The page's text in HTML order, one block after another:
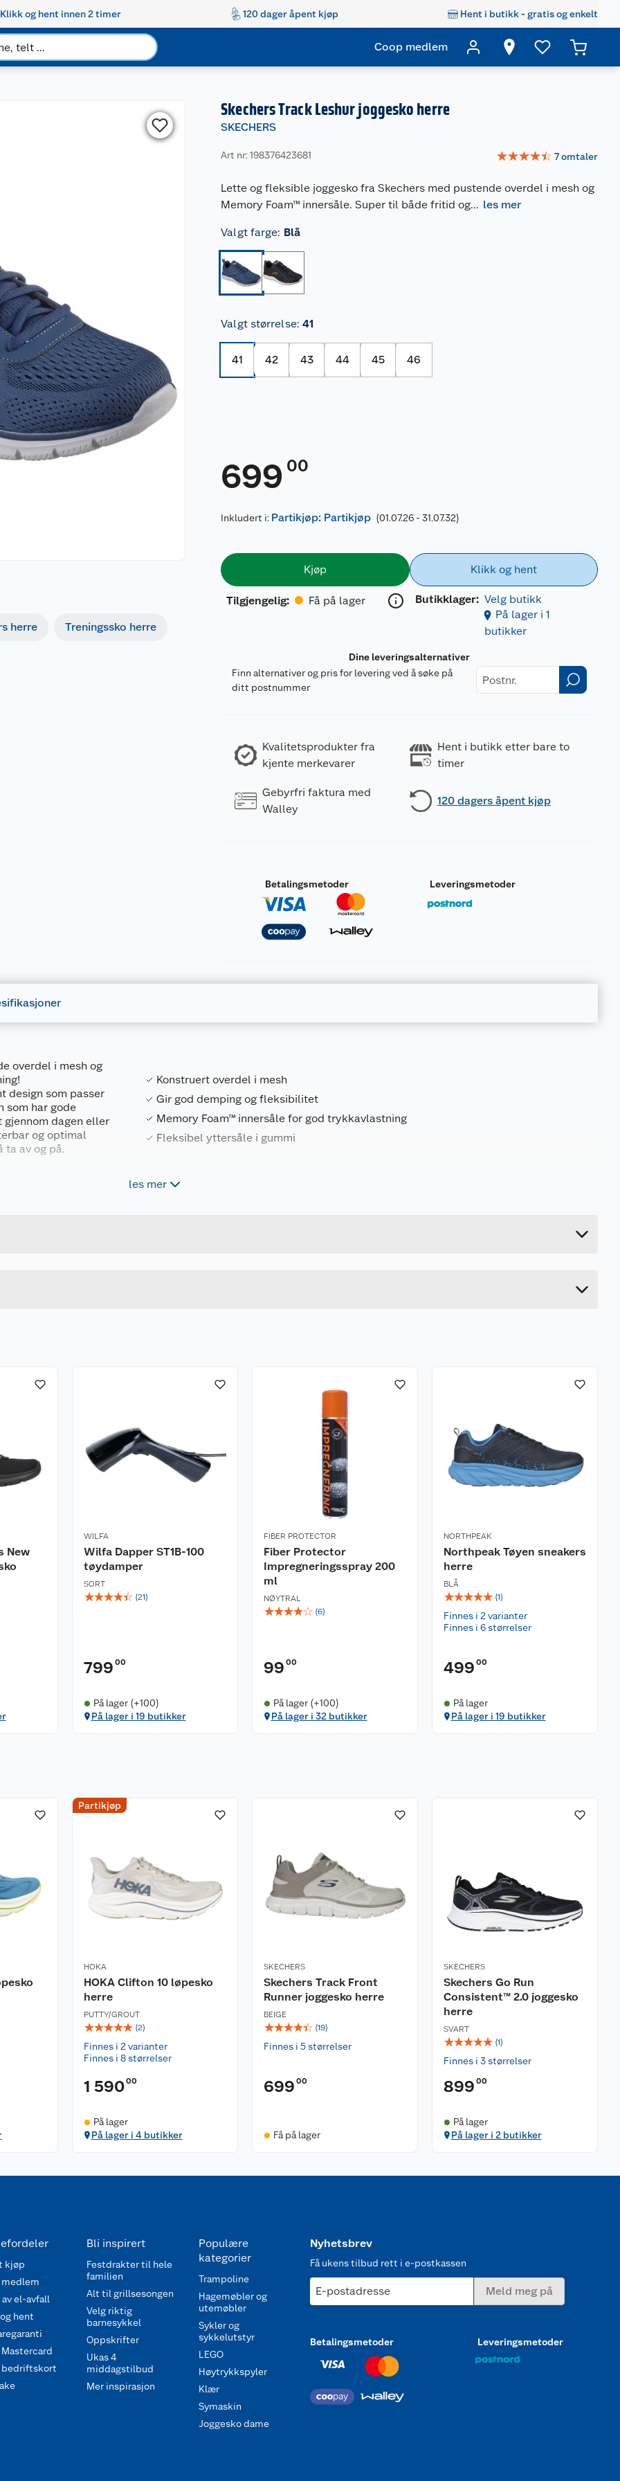
Klikk og hent innen 2 timer 120 dager åpent kjøp Hent i butikk - gratis og enkelt
Coop medlem
herre Treningssko herre
Skechers Track Leshur joggesko herre
SKECHERS
Art nr: 198376423681 ☆☆☆☆☆ 7omtaler
Lette og fleksible joggesko fra Skechers med pustende overdel i mesh og
Memory Foam™ innersåle. Super til både fritid og... les mer
Valgt farge: Blå
Valgt størrelse: 41
41 42 43 44 45 46
699 00
Inkludert i: Partikjøp: Partikjøp (01.07.26 - 31.07.32)
Kjøp
Tilgjengelig: Få på lager
Klikk og hent
Butikklager: Velg butikk
På lager i 1
butikker
Dine leveringsalternativer
Finn alternativer og pris for levering ved å søke på
ditt postnummer
Kvalitetsprodukter fra
kjente merkevarer
Hent i butikk etter bare to
timer
Gebyrfri faktura med
Walley
120 dagers åpent kjøp
Betalingsmetoder Leveringsmetoder
overdel i mesh og
design som passer
som har gode
dagen eller
og optimal
ta av og på.
For enklere
klut.
egnet for
Konstruert overdel i mesh
Gir god demping og fleksibilitet
Memory Foam™ innersåle for god trykkavlastning
Fleksibel yttersåle i gummi
les merForpakningsmål
New
WILFA
Wilfa Dapper ST1B-100
tøydamper
SORT
☆☆☆☆☆ (21)
799 00
På lager (+100)
På lager i 19 butikker
FIBER PROTECTOR
Fiber Protector
Impregneringsspray 200
ml
NØYTRAL
☆☆☆☆☆ (6)
99 00
På lager (+100)
På lager i 32 butikker
NORTHPEAK
Northpeak Tøyen sneakers
herre
BLÅ
☆☆☆☆☆ (1)
Finnes i 2 varianter
Finnes i 6 størrelser
499 00
På lager
På lager i 19 butikker
Partikjøp
HOKA
HOKA Clifton 10 løpesko
herre
PUTTY/GROUT
☆☆☆☆☆ (2)
Finnes i 2 varianter
Finnes i 8 størrelser
1 59000
På lager
På lager i 4 butikker
SKECHERS
Skechers Track Front
Runner joggesko herre
BEIGE
☆☆☆☆☆ (19)
Finnes i 5 størrelser
699 00
Få på lager
SKECHERS
Skechers Go Run
Consistent™ 2.0 joggesko
herre
SVART
☆☆☆☆☆ (1)
Finnes i 3 størrelser
899 00
På lager
På lager i 2 butikker
kjøp
medlem
av el-avfall
hent
bedriftskort
Bli inspirert
Festdrakter til hele
familien
Alt til grillsesongen
Velg riktig
barnesykkel
Oppskrifter
Ukas 4
middagstilbud
Mer inspirasjon
Populære
kategorier
Trampoline
Hagemøbler og
utemøbler
Sykler og
sykkelutstyr
LEGO
Høytrykkspyler
Klær
Symaskin
Joggesko dame
Nyhetsbrev
Få ukens tilbud rett i e-postkassen
E-postadresse Meld meg på
Betalingsmetoder Leveringsmetoder